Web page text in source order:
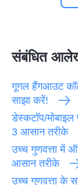
संबंधित
गूगल हैंगआउट
साझा करें!
डेस्कटॉप/
3 आसान तरीके
उच्च गुणवत्ता में
आसान तरीके
उच्च गुणवत्ता के